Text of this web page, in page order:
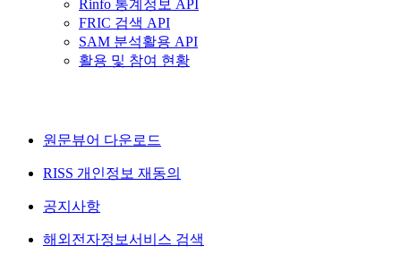
Rinfo 통계정보 API
FRIC 검색 API
SAM 분석활용 API
활용 및 참여 현황
원문뷰어 다운로드
RISS 개인정보 재동의
공지사항
해외전자정보서비스 검색